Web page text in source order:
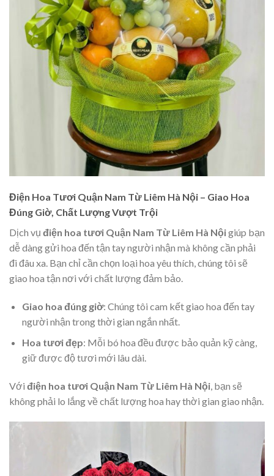
Điện Hoa Tươi Quận Nam Từ Liêm Hà Nội – Giao Hoa
Đúng Giờ, Chất Lượng Vượt Trội
Dịch vụ điện hoa tươi Quận Nam Từ Liêm Hà Nộigiúp bạn
dễ dàng gửi hoa đến tận tay người nhận mà không cần phải
đi đâu xa. Bạn chỉ cần chọn loại hoa yêu thích, chúng tôi sẽ
giao hoa tận nơi với chất lượng đảm bảo.
Giao hoa đúng giờ: Chúng tôi cam kết giao hoa đến tay
người nhận trong thời gian ngắn nhất.
Hoa tươi đẹp: Mỗi bó hoa đều được bảo quản kỹ càng,
giữ được độ tươi mới lâu dài.
Với điện hoa tươi Quận Nam Từ Liêm Hà Nội, bạn sẽ
không phải lo lắng về chất lượng hoa hay thời gian giao nhận.